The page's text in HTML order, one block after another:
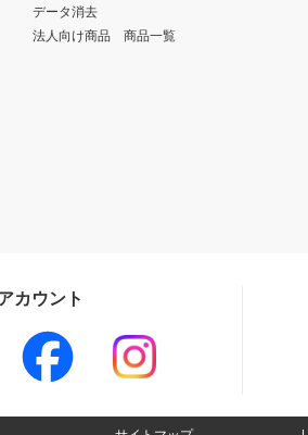
データ消去
法人向け商品 商品一覧
カウント